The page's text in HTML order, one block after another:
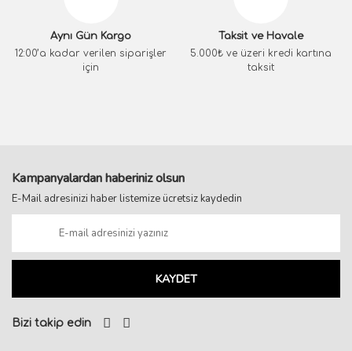
Aynı Gün Kargo
12:00’a kadar verilen siparişler
için
Taksit ve Havale
5.000₺ ve üzeri kredi kartına
taksit
Kampanyalardan haberiniz olsun
E-Mail adresinizi haber listemize ücretsiz kaydedin
KAYDET
Bizi takip edin